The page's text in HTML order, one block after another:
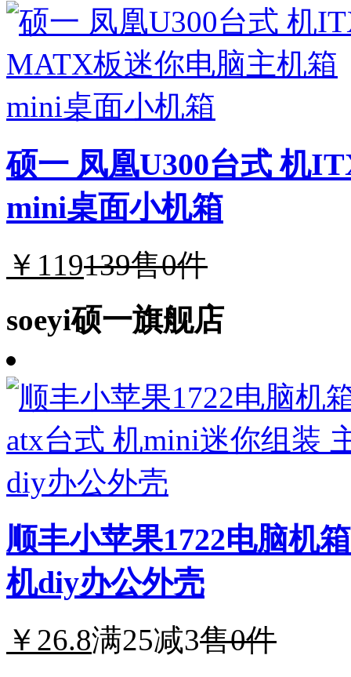
硕一 凤凰U300台式 机
mini桌面小机箱
￥119139售0件
soeyi硕一旗舰店
顺丰小苹果1722电脑机
机diy办公外壳
￥26.8满25减3售0件